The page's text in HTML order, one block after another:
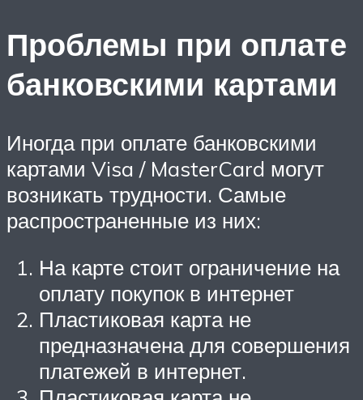
Проблемы при оплате
банковскими картами
Иногда при оплате банковскими
картами Visa / MasterCard могут
возникать трудности. Самые
распространенные из них:
На карте стоит ограничение на
оплату покупок в интернет
Пластиковая карта не
предназначена для совершения
платежей в интернет.